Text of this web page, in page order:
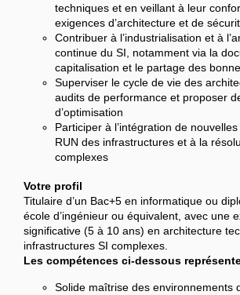
techniques et en veillant à leur
exigences d’architecture et de
Contribuer à l’industrialisation et à
continue du SI, notamment via la
capitalisation et le partage des
Superviser le cycle de vie des
audits de performance et proposer
d’optimisation
Participer à l’intégration de
RUN des infrastructures et à la
complexes
Votre profil
Titulaire d’un Bac+5 en informatique ou
école d’ingénieur ou équivalent, avec une
significative (5 à 10 ans) en architecture
infrastructures SI complexes.
Les compétences ci-dessous
Solide maîtrise des environnements